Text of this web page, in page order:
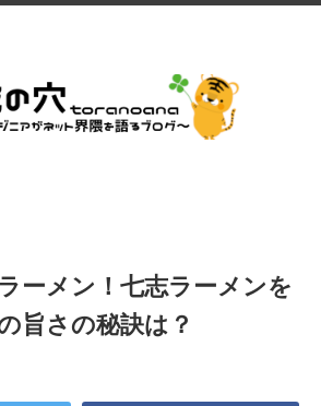
ーメン！七志ラーメンを
旨さの秘訣は？